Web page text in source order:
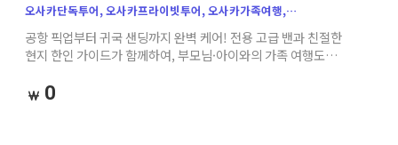
오사카단독투어, 오사카프라이빗투어, 오사카가족여행,
오사카자유여행, 오사카맞춤여행, 오사카단체여행, 부모님동반일본여행
공항 픽업부터 귀국 샌딩까지 완벽 케어! 전용 고급 밴과 친절한
현지 한인 가이드가 함께하여, 부모님·아이와의 가족 여행도
맞춤형 단독 투어입니다.
0